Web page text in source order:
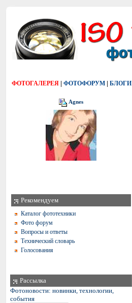
ФОТОГАЛЕРЕЯ | ФОТОФОРУМ | БЛОГИ
Agnes
Рекомендуем
Каталог фототехники
Фото форум
Вопросы и ответы
Технический словарь
Голосования
Рассылка
Фотоновости: новинки, технологии,
события